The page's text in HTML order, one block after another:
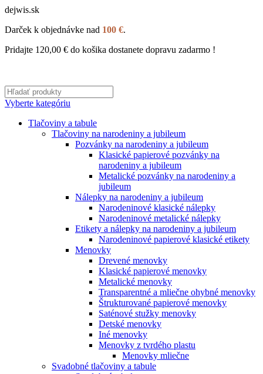
dejwis.sk
Darček k objednávke nad 100 €.
Pridajte 120,00 € do košika dostanete dopravu zadarmo !
Vyberte kategóriu
Tlačoviny a tabule
Tlačoviny na narodeniny a jubileum
Pozvánky na narodeniny a jubileum
Klasické papierové pozvánky na
narodeniny a jubileum
Metalické pozvánky na narodeniny a
jubileum
Nálepky na narodeniny a jubileum
Narodeninové klasické nálepky
Narodeninové metalické nálepky
Etikety a nálepky na narodeniny a jubileum
Narodeninové papierové klasické etikety
Menovky
Drevené menovky
Klasické papierové menovky
Metalické menovky
Transparentné a mliečne ohybné menovky
Štrukturované papierové menovky
Saténové stužky menovky
Detské menovky
Iné menovky
Menovky z tvrdého plastu
Menovky mliečne
Svadobné tlačoviny a tabule